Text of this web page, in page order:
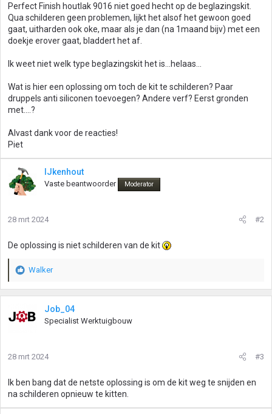
Perfect Finish houtlak 9016 niet goed hecht op de beglazingskit.
Qua schilderen geen problemen, lijkt het alsof het gewoon goed
gaat, uitharden ook oke, maar als je dan (na 1maand bijv) met een
doekje erover gaat, bladdert het af.
Ik weet niet welk type beglazingskit het is...helaas...
Wat is hier een oplossing om toch de kit te schilderen? Paar
druppels anti siliconen toevoegen? Andere verf? Eerst gronden
met....?
Alvast dank voor de reacties!
Piet
IJkenhout
Vaste beantwoorder Moderator
28 mrt 2024 #2
De oplossing is niet schilderen van de kit
W
a
d
n
e
n
:
Walker
Job_04
Specialist Werktuigbouw
28 mrt 2024 #3
Ik ben bang dat de netste oplossing is om de kit weg te snijden en
na schilderen opnieuw te kitten.